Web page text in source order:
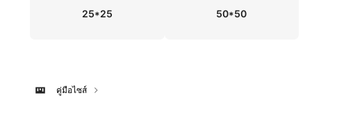
25*25 50*50
คู่มือไซส์